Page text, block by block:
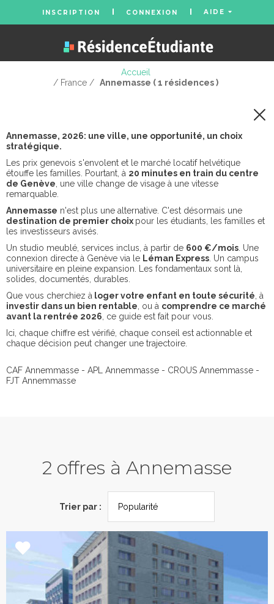
INSCRIPTION CONNEXION AIDE
Accueil
/ France / Annemasse ( 1 résidences )
Annemasse, 2026: une ville, une opportunité, un choix
stratégique.
Les prix genevois s'envolent et le marché locatif helvétique
étouffe les familles. Pourtant, à 20 minutes en train du centre
de Genève , une ville change de visage à une vitesse
remarquable.
Annemasse n'est plus une alternative. C'est désormais une
destination de premier choix pour les étudiants, les familles et
les investisseurs avisés.
Un studio meublé, services inclus, à partir de 600 €/mois . Une
connexion directe à Genève via le Léman Express . Un campus
universitaire en pleine expansion. Les fondamentaux sont là,
solides, documentés, durables.
Que vous cherchiez à loger votre enfant en toute sécurité , à
investir dans un bien rentable , ou à comprendre ce marché
avant la rentrée 2026 , ce guide est fait pour vous.
Ici, chaque chiffre est vérifié, chaque conseil est actionnable et
chaque décision peut changer une trajectoire.
CAF Annemmasse - APL Annemmasse - CROUS Annemmasse -
FJT Annemmasse
2 offres à Annemasse
Trier par :